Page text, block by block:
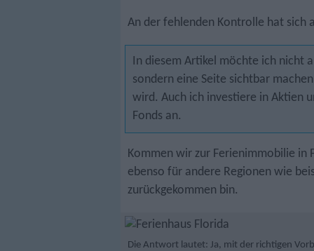
An der fehlenden Kontrolle hat sich
In diesem Artikel möchte ich nicht
sondern eine Seite sichtbar
wird. Auch ich investiere in Aktien
Fonds an.
Kommen wir zur Ferienimmobilie
ebenso für andere Regionen wie
zurückgekommen bin.
Die Antwort lautet: Ja, mit der richtigen